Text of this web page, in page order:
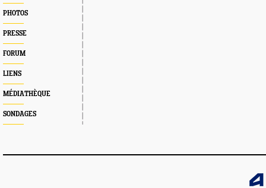
PHOTOS
PRESSE
FORUM
LIENS
MÉDIATHÈQUE
SONDAGES